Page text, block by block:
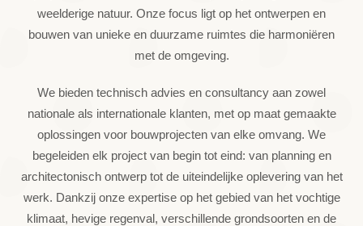
weelderige natuur. Onze focus ligt op het ontwerpen en
bouwen van unieke en duurzame ruimtes die harmoniëren
met de omgeving.
We bieden technisch advies en consultancy aan zowel
nationale als internationale klanten, met op maat gemaakte
oplossingen voor bouwprojecten van elke omvang. We
begeleiden elk project van begin tot eind: van planning en
architectonisch ontwerp tot de uiteindelijke oplevering van het
werk. Dankzij onze expertise op het gebied van het vochtige
klimaat, hevige regenval, verschillende grondsoorten en de